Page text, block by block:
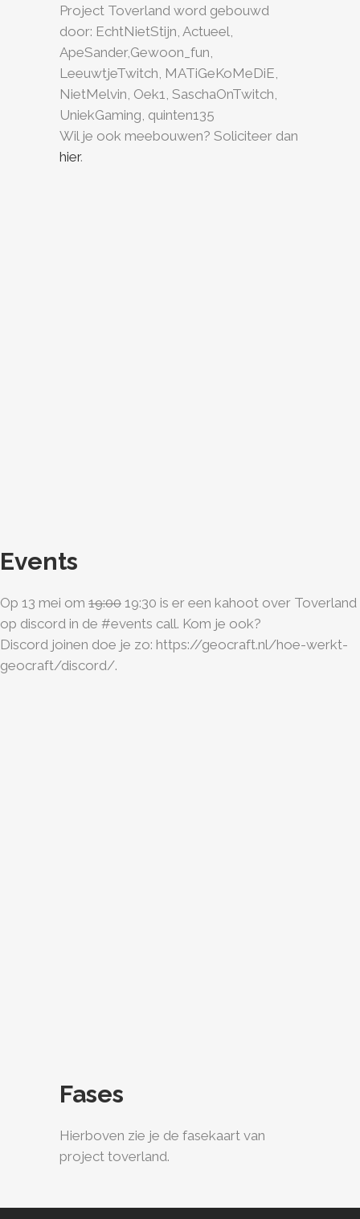
Project Toverland word gebouwd
door: EchtNietStijn, Actueel,
ApeSander,Gewoon_fun,
LeeuwtjeTwitch, MATiGeKoMeDiE,
NietMelvin, Oek1, SaschaOnTwitch,
UniekGaming, quinten135
Wil je ook meebouwen? Soliciteer dan
hier.
Events
Op 13 mei om 19:00 19:30 is er een kahoot over Toverland
op discord in de #events call. Kom je ook?
Discord joinen doe je zo: https://geocraft.nl/hoe-werkt-
geocraft/discord/.
Fases
Hierboven zie je de fasekaart van
project toverland.